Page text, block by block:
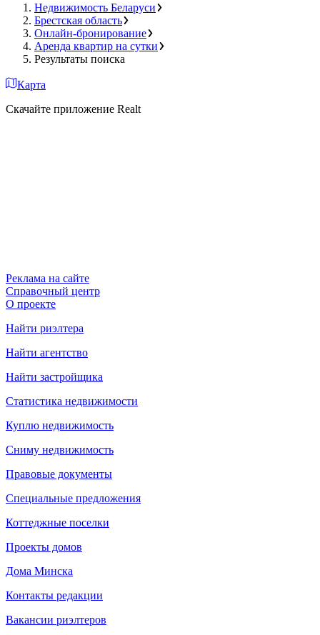
Недвижимость Беларуси
Брестская область
Онлайн-бронирование
Аренда квартир на сутки
Результаты поиска
Карта
Скачайте приложение Realt
Реклама на сайте
Справочный центр
О проекте
Найти риэлтера
Найти агентство
Найти застройщика
Статистика недвижимости
Куплю недвижимость
Сниму недвижимость
Правовые документы
Специальные предложения
Коттеджные поселки
Проекты домов
Дома Минска
Контакты редакции
Вакансии риэлтеров